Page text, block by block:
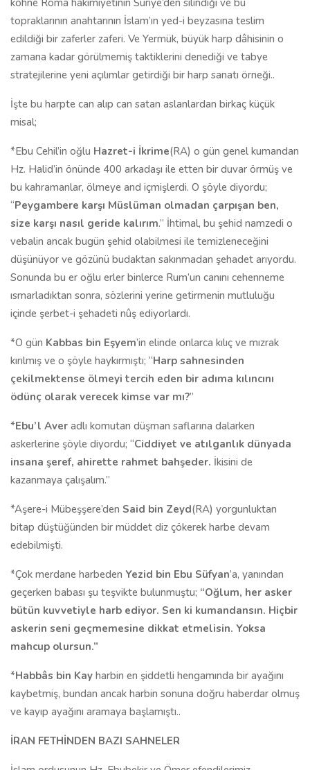
köhne Roma hakimiyetinin Suriye’den silindiği ve bu
topraklarının anahtarının İslam’ın yed-i beyzasına teslim
edildiği bir zaferler zaferi. Ve Yermük, büyük harp dâhisinin o
zamana kadar görülmemiş taktiklerini denediği ve tabye
stratejilerine yeni açılımlar getirdiği bir harp sanatı örneği..
İşte bu harpte can alıp can satan aslanlardan birkaç küçük
misal;
*Ebu Cehil’in oğlu Hazret-i İkrime(RA) o gün genel kumandan
Hz. Halid’in önünde 400 arkadaşı ile etten bir duvar örmüş ve
bu kahramanlar, ölmeye and içmişlerdi. O şöyle diyordu;
“Peygambere karşı Müslüman olmadan çarpışan ben,
size karşı nasıl geride kalırım.” İhtimal, bu şehid namzedi o
vebalin ancak bugün şehid olabilmesi ile temizleneceğini
düşünüyor ve gözünü budaktan sakınmadan şehadet arıyordu.
Sonunda bu er oğlu erler binlerce Rum’un canını cehenneme
ısmarladıktan sonra, sözlerini yerine getirmenin mutluluğu
içinde şerbet-i şehadeti nûş ediyorlardı.
*O gün Kabbas bin Eşyem’in elinde onlarca kılıç ve mızrak
kırılmış ve o şöyle haykırmıştı; “Harp sahnesinden
çekilmektense ölmeyi tercih eden bir adıma kılıncını
ödünç olarak verecek kimse var mı?”
*Ebu’l Aver adlı komutan düşman saflarına dalarken
askerlerine şöyle diyordu; “Ciddiyet ve atılganlık dünyada
insana şeref, ahirette rahmet bahşeder. İkisini de
kazanmaya çalışalım.”
*Aşere-i Mübeşşere’den Said bin Zeyd(RA) yorgunluktan
bitap düştüğünden bir müddet diz çökerek harbe devam
edebilmişti.
*Çok merdane harbeden Yezid bin Ebu Süfyan’a, yanından
geçerken babası şu teşvikte bulunmuştu; “Oğlum, her asker
bütün kuvvetiyle harb ediyor. Sen ki kumandansın. Hiçbir
askerin seni geçmemesine dikkat etmelisin. Yoksa
mahcup olursun.”
*Habbâs bin Kay harbin en şiddetli hengamında bir ayağını
kaybetmiş, bundan ancak harbin sonuna doğru haberdar olmuş
ve kayıp ayağını aramaya başlamıştı..
İRAN FETHİNDEN BAZI SAHNELER